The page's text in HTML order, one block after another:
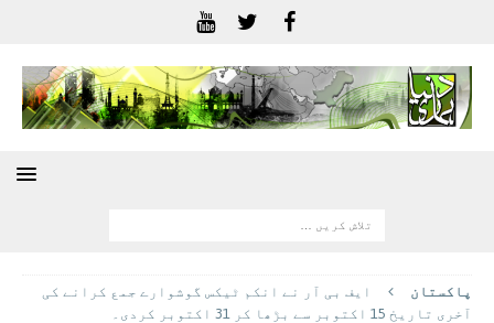
پاکستان
ایف بی آر نے انکم ٹیکس گوشوارے جمع کرانے کی
آخری تاریخ 15 اکتوبر سے بڑھا کر 31 اکتوبر کردی۔